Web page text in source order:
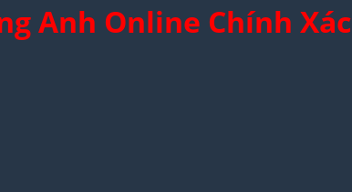
Anh Online Chính Xác